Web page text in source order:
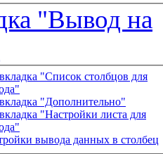
"Вывод на
"Список столбцов для
"Дополнительно"
"Настройки листа для
вывода данных в столбец